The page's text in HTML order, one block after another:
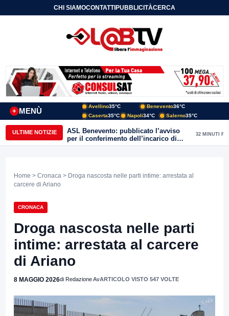
CHI SIAMOCONTATTIPUBBLICITÀCERCA
MENÙ
+
Avellino35°C Benevento36°C
Caserta35°C Napoli34°C Salerno35°C
ULTIME NOTIZIE
ASL Benevento: pubblicato l’avviso
per il conferimento dell’incarico di
Direttore della Unità Operativa
32 MINUTI FA
Home > Cronaca > Droga nascosta nelle parti intime: arrestata al
carcere di Ariano
CRONACA
Droga nascosta nelle parti
intime: arrestata al carcere
di Ariano
8 MAGGIO 2026di Redazione AvARTICOLO VISTO 547 VOLTE